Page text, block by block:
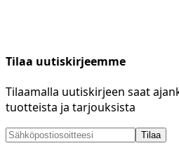
Tilaa uutiskirjeemme
Tilaamalla uutiskirjeen saat
tuotteista ja tarjouksista
Tilaa